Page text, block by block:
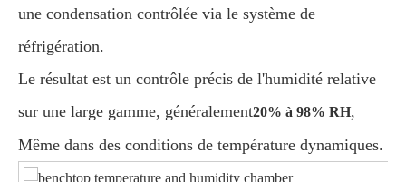
une condensation contrôlée via le système de
réfrigération.
Le résultat est un contrôle précis de l'humidité relative
sur une large gamme, généralement20% à 98% RH,
Même dans des conditions de température dynamiques.